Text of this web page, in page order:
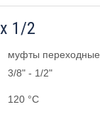
1/2
муфты переходные
3/8" - 1/2"
120 °C